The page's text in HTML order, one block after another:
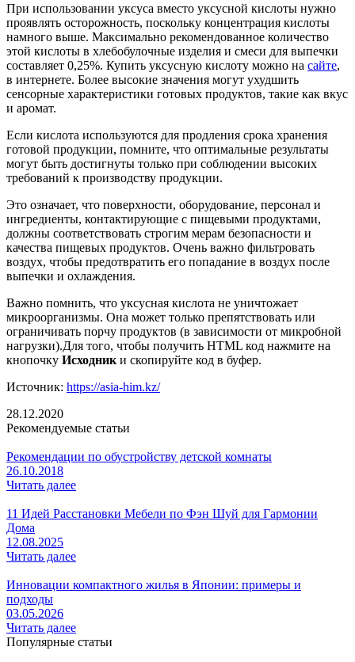
При использовании уксуса вместо уксусной кислоты нужно
проявлять осторожность, поскольку концентрация кислоты
намного выше. Максимально рекомендованное количество
этой кислоты в хлебобулочные изделия и смеси для выпечки
составляет 0,25%. Купить уксусную кислоту можно на сайте,
в интернете. Более высокие значения могут ухудшить
сенсорные характеристики готовых продуктов, такие как вкус
и аромат.
Если кислота используются для продления срока хранения
готовой продукции, помните, что оптимальные результаты
могут быть достигнуты только при соблюдении высоких
требований к производству продукции.
Это означает, что поверхности, оборудование, персонал и
ингредиенты, контактирующие с пищевыми продуктами,
должны соответствовать строгим мерам безопасности и
качества пищевых продуктов. Очень важно фильтровать
воздух, чтобы предотвратить его попадание в воздух после
выпечки и охлаждения.
Важно помнить, что уксусная кислота не уничтожает
микроорганизмы. Она может только препятствовать или
ограничивать порчу продуктов (в зависимости от микробной
нагрузки).Для того, чтобы получить HTML код нажмите на
кнопочку Исходник и скопируйте код в буфер.
Источник: https://asia-him.kz/
28.12.2020
Рекомендуемые статьи
Рекомендации по обустройству детской комнаты
26.10.2018
Читать далее
11 Идей Расстановки Мебели по Фэн Шуй для Гармонии
Дома
12.08.2025
Читать далее
Инновации компактного жилья в Японии: примеры и
подходы
03.05.2026
Читать далее
Популярные статьи